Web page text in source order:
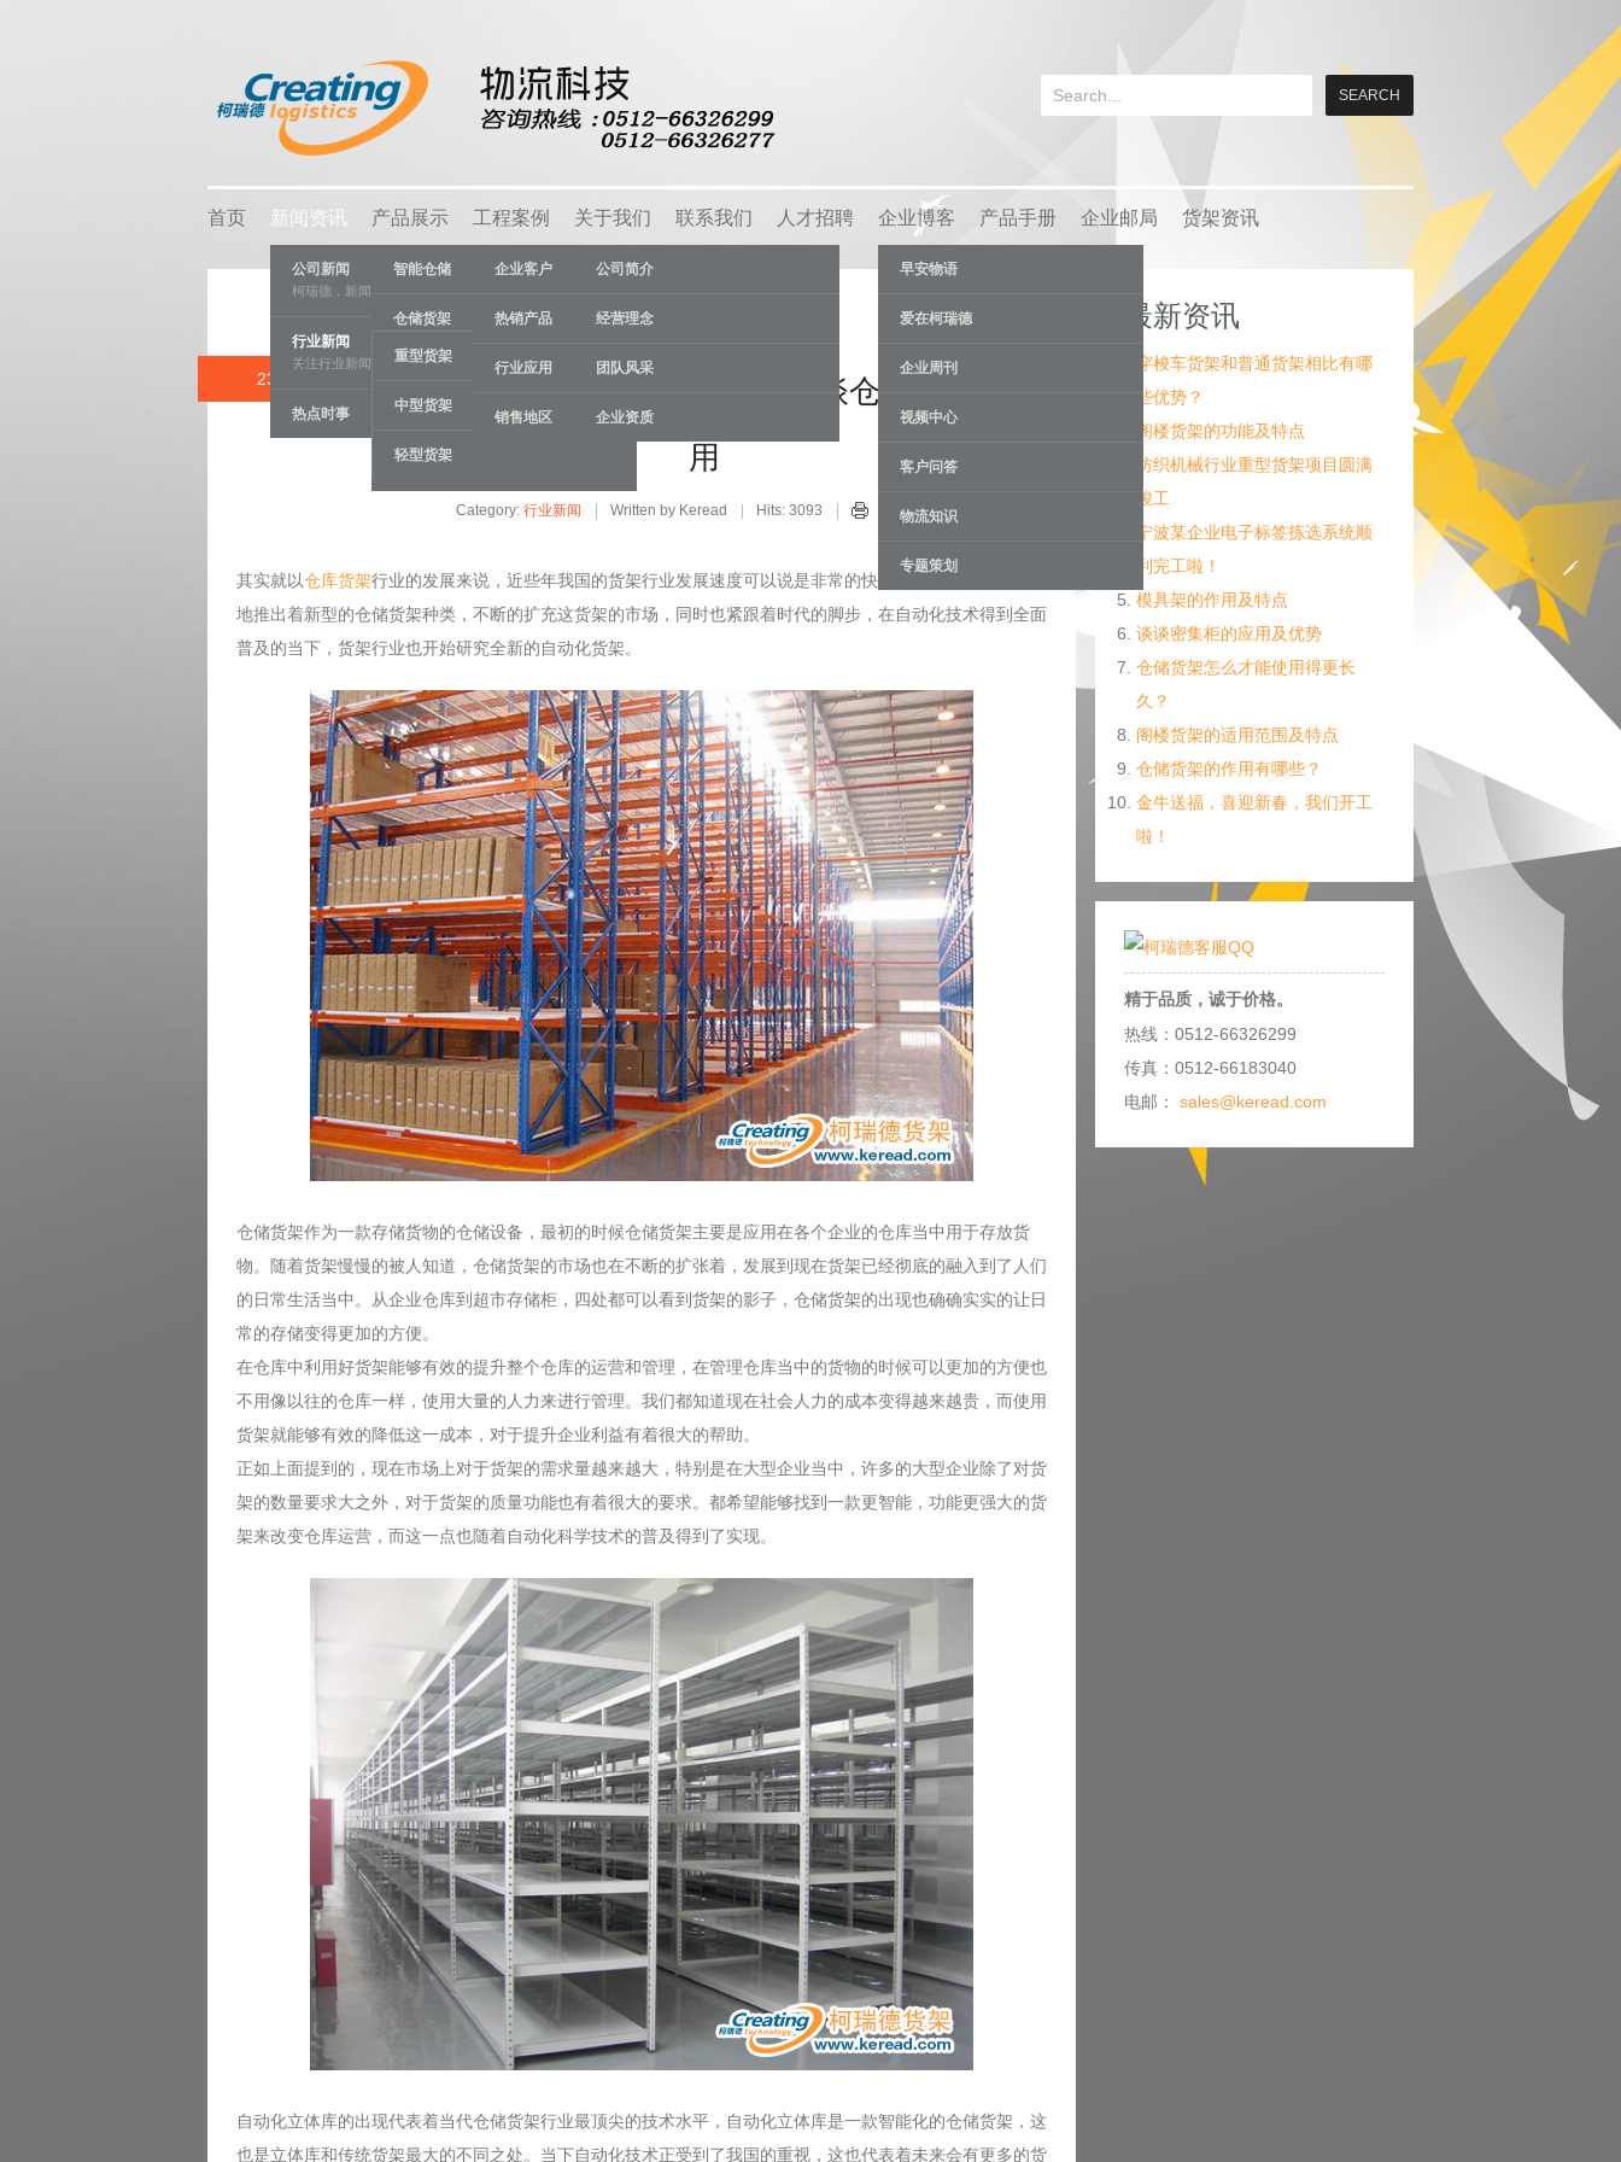
首页 新闻资讯
公司新闻
柯瑞德，新闻资讯
行业新闻
关注行业新闻，推动行业发展。
热点时事
产品展示
智能仓储
仓储货架
重型货架
中型货架
轻型货架
物流容器
车间设备
线棒系统
工程案例
企业客户
热销产品
行业应用
销售地区
关于我们
公司简介
经营理念
团队风采
企业资质
联系我们 人才招聘 企业博客
早安物语
爱在柯瑞德
企业周刊
视频中心
客户问答
物流知识
专题策划
产品手册 企业邮局 货架资讯
23 JUL
仓储货架行业的发展现状如何，浅谈仓库货架的作
用
Category: 行业新闻 Written by Keread Hits: 3093 23 Jul
其实就以仓库货架行业的发展来说，近些年我国的货架行业发展速度可以说是非常的快了。各个货架厂家不断
地推出着新型的仓储货架种类，不断的扩充这货架的市场，同时也紧跟着时代的脚步，在自动化技术得到全面
普及的当下，货架行业也开始研究全新的自动化货架。
仓储货架作为一款存储货物的仓储设备，最初的时候仓储货架主要是应用在各个企业的仓库当中用于存放货
物。随着货架慢慢的被人知道，仓储货架的市场也在不断的扩张着，发展到现在货架已经彻底的融入到了人们
的日常生活当中。从企业仓库到超市存储柜，四处都可以看到货架的影子，仓储货架的出现也确确实实的让日
常的存储变得更加的方便。
在仓库中利用好货架能够有效的提升整个仓库的运营和管理，在管理仓库当中的货物的时候可以更加的方便也
不用像以往的仓库一样，使用大量的人力来进行管理。我们都知道现在社会人力的成本变得越来越贵，而使用
货架就能够有效的降低这一成本，对于提升企业利益有着很大的帮助。
正如上面提到的，现在市场上对于货架的需求量越来越大，特别是在大型企业当中，许多的大型企业除了对货
架的数量要求大之外，对于货架的质量功能也有着很大的要求。都希望能够找到一款更智能，功能更强大的货
架来改变仓库运营，而这一点也随着自动化科学技术的普及得到了实现。
自动化立体库的出现代表着当代仓储货架行业最顶尖的技术水平，自动化立体库是一款智能化的仓储货架，这
也是立体库和传统货架最大的不同之处。当下自动化技术正受到了我国的重视，这也代表着未来会有更多的货
最新资讯
穿梭车货架和普通货架相比有哪
些优势？
阁楼货架的功能及特点
纺织机械行业重型货架项目圆满
竣工
宁波某企业电子标签拣选系统顺
利完工啦！
模具架的作用及特点
谈谈密集柜的应用及优势
仓储货架怎么才能使用得更长
久？
阁楼货架的适用范围及特点
仓储货架的作用有哪些？
金牛送福，喜迎新春，我们开工
啦！
精于品质，诚于价格。
热线：0512-66326299
传真：0512-66183040
电邮： sales@keread.com